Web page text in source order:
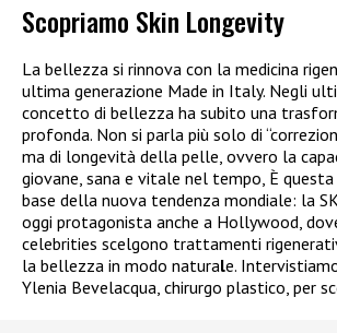
Scopriamo Skin Longevity
La bellezza si rinnova con la medicina
ultima generazione Made in Italy. Negli
concetto di bellezza ha subito una
profonda. Non si parla più solo di
ma di longevità della pelle, ovvero la
giovane, sana e vitale nel tempo, È
base della nuova tendenza mondiale: la
oggi protagonista anche a Hollywood,
celebrities scelgono trattamenti
la bellezza in modo naturale.
Ylenia Bevelacqua, chirurgo plastico, per